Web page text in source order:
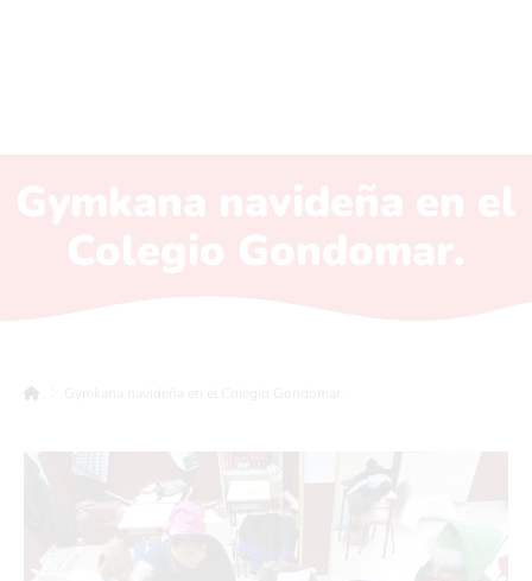
Gymkana navideña en el Colegio Gondomar.